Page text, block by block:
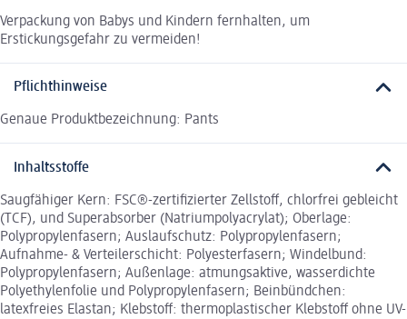
Verpackung von Babys und Kindern fernhalten, um
Erstickungsgefahr zu vermeiden!
Pflichthinweise
Genaue Produktbezeichnung: Pants
Inhaltsstoffe
Saugfähiger Kern: FSC®-zertifizierter Zellstoff, chlorfrei gebleicht
(TCF), und Superabsorber (Natriumpolyacrylat); Oberlage:
Polypropylenfasern; Auslaufschutz: Polypropylenfasern;
Aufnahme- & Verteilerschicht: Polyesterfasern; Windelbund:
Polypropylenfasern; Außenlage: atmungsaktive, wasserdichte
Polyethylenfolie und Polypropylenfasern; Beinbündchen:
latexfreies Elastan; Klebstoff: thermoplastischer Klebstoff ohne UV-